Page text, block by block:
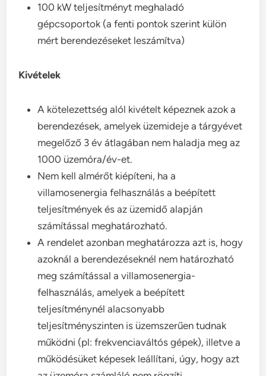
100 kW teljesítményt meghaladó
gépcsoportok (a fenti pontok szerint külön
mért berendezéseket leszámítva)
Kivételek
A kötelezettség alól kivételt képeznek azok a
berendezések, amelyek üzemideje a tárgyévet
megelőző 3 év átlagában nem haladja meg az
1000 üzemóra/év-et.
Nem kell almérőt kiépíteni, ha a
villamosenergia felhasználás a beépített
teljesítmények és az üzemidő alapján
számítással meghatározható.
A rendelet azonban meghatározza azt is, hogy
azoknál a berendezéseknél nem határozható
meg számítással a villamosenergia-
felhasználás, amelyek a beépített
teljesítménynél alacsonyabb
teljesítményszinten is üzemszerűen tudnak
működni (pl: frekvenciaváltós gépek), illetve a
működésüket képesek leállítani, úgy, hogy azt